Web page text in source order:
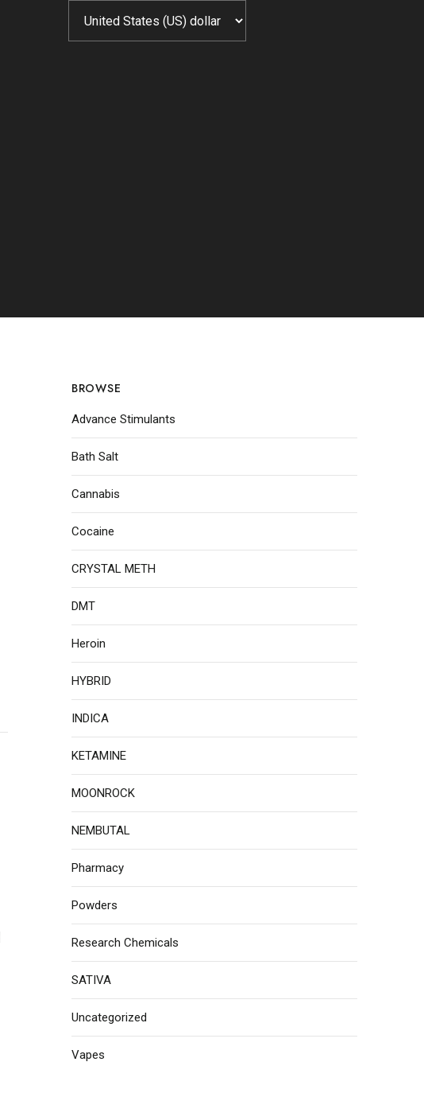
BROWSE
Advance Stimulants
Bath Salt
Cannabis
Cocaine
CRYSTAL METH
DMT
Heroin
HYBRID
INDICA
KETAMINE
MOONROCK
NEMBUTAL
Pharmacy
Powders
Research Chemicals
SATIVA
Uncategorized
Vapes